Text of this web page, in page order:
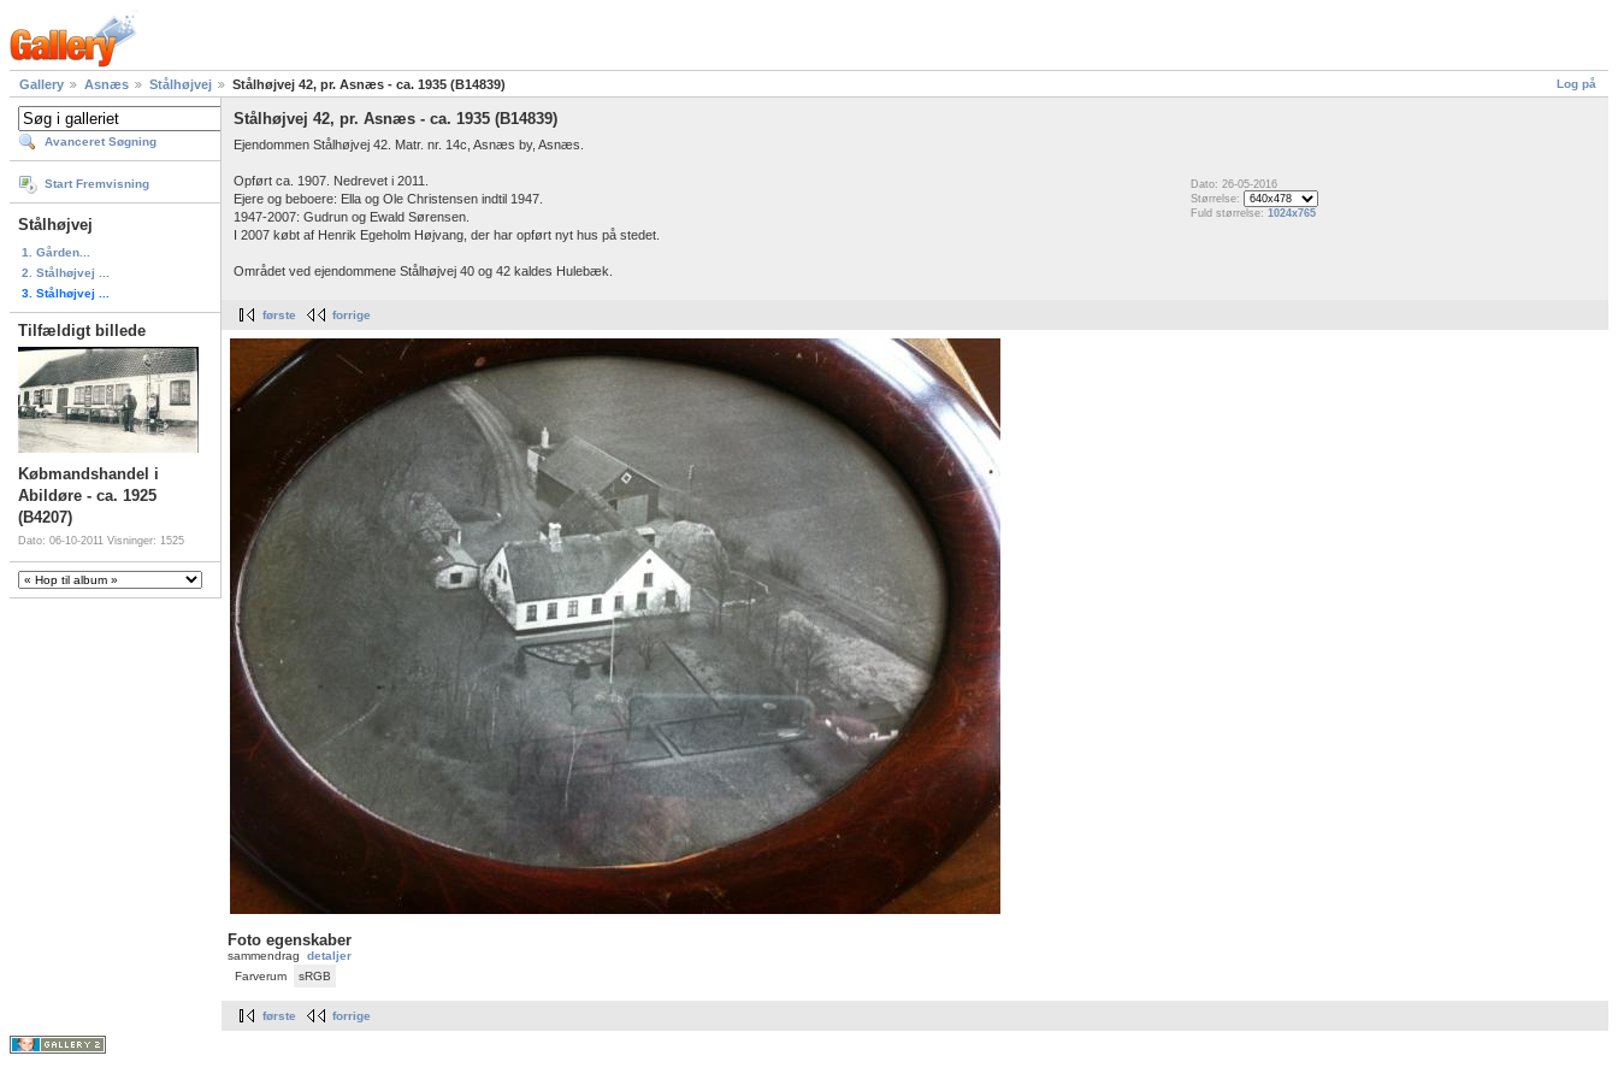
Log på
Gallery Asnæs Stålhøjvej Stålhøjvej 42, pr. Asnæs - ca. 1935 (B14839)
Avanceret Søgning
Start Fremvisning
Stålhøjvej
1. Gården...
2. Stålhøjvej ...
3. Stålhøjvej ...
Tilfældigt billede
Købmandshandel i
Abildøre - ca. 1925
(B4207)
Dato: 06-10-2011 Visninger: 1525
Stålhøjvej 42, pr. Asnæs - ca. 1935 (B14839)
Ejendommen Stålhøjvej 42. Matr. nr. 14c, Asnæs by, Asnæs.
Opført ca. 1907. Nedrevet i 2011.
Ejere og beboere: Ella og Ole Christensen indtil 1947.
1947-2007: Gudrun og Ewald Sørensen.
I 2007 købt af Henrik Egeholm Højvang, der har opført nyt hus på stedet.
Området ved ejendommene Stålhøjvej 40 og 42 kaldes Hulebæk.
Dato: 26-05-2016
Størrelse:
Fuld størrelse: 1024x765
første forrige
Foto egenskaber
sammendrag detaljer
Farverum
sRGB
første forrige